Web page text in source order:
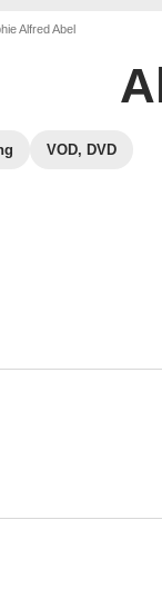
Alfred Abel
VOD, DVD